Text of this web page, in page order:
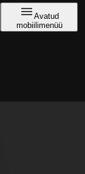
Avatud
mobiilimenüü